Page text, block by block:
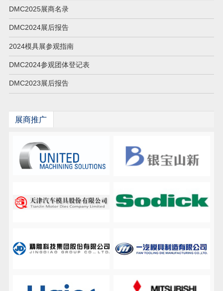
DMC2025展商名录
DMC2024展后报告
2024模具展参观指南
DMC2024参观团体登记表
DMC2023展后报告
展商推广